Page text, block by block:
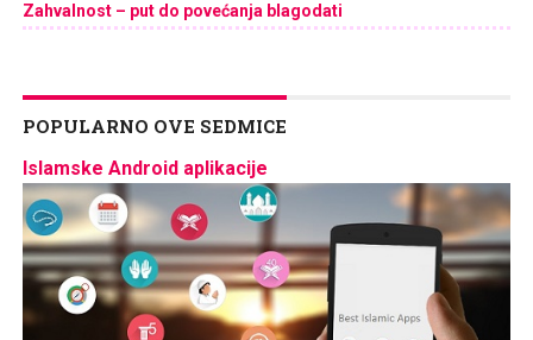
Zahvalnost – put do povećanja blagodati
POPULARNO OVE SEDMICE
Islamske Android aplikacije